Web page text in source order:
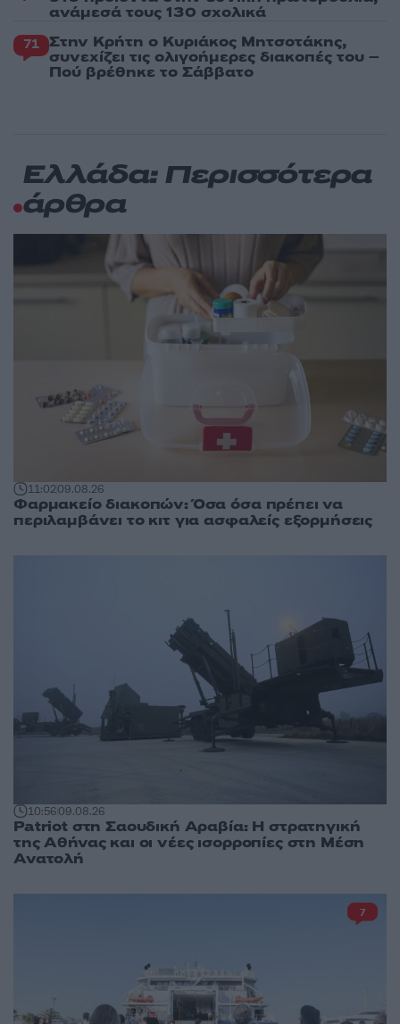
ανάμεσά τους 130 σχολικά
71 Στην Κρήτη ο Κυριάκος Μητσοτάκης,
συνεχίζει τις ολιγοήμερες διακοπές του –
Πού βρέθηκε το Σάββατο
Ελλάδα: Περισσότερα
άρθρα
11:0209.08.26
Φαρμακείο διακοπών: Όσα όσα πρέπει να
περιλαμβάνει το κιτ για ασφαλείς εξορμήσεις
10:5609.08.26
Patriot στη Σαουδική Αραβία: Η στρατηγική
της Αθήνας και οι νέες ισορροπίες στη Μέση
Ανατολή
7